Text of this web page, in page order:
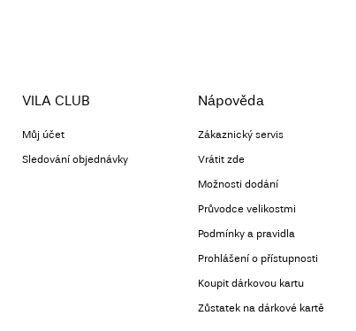
VILA CLUB
Můj účet
Sledování objednávky
Nápověda
Zákaznický servis
Vrátit zde
Možnosti dodání
Průvodce velikostmi
Podmínky a pravidla
Prohlášení o přístupnosti
Koupit dárkovou kartu
Zůstatek na dárkové kartě